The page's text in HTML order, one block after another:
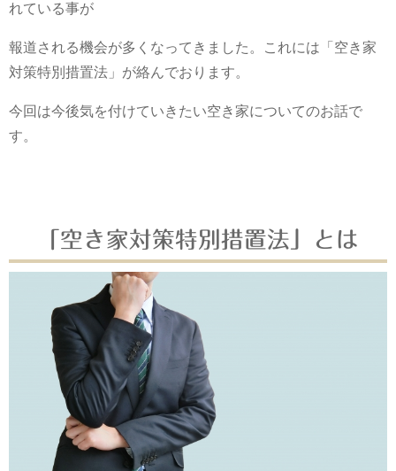
れている事が
報道される機会が多くなってきました。これには「空き家
対策特別措置法」が絡んでおります。
今回は今後気を付けていきたい空き家についてのお話で
す。
「空き家対策特別措置法」とは